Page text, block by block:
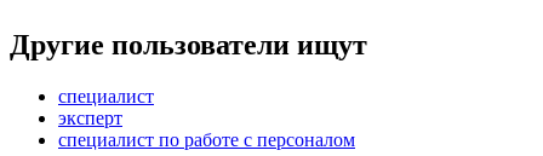
Другие пользователи ищут
специалист
эксперт
специалист по работе с персоналом